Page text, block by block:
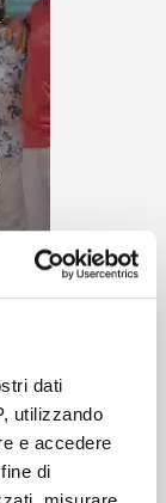
dati
utilizzando
e accedere
di
Vedere
Malta è